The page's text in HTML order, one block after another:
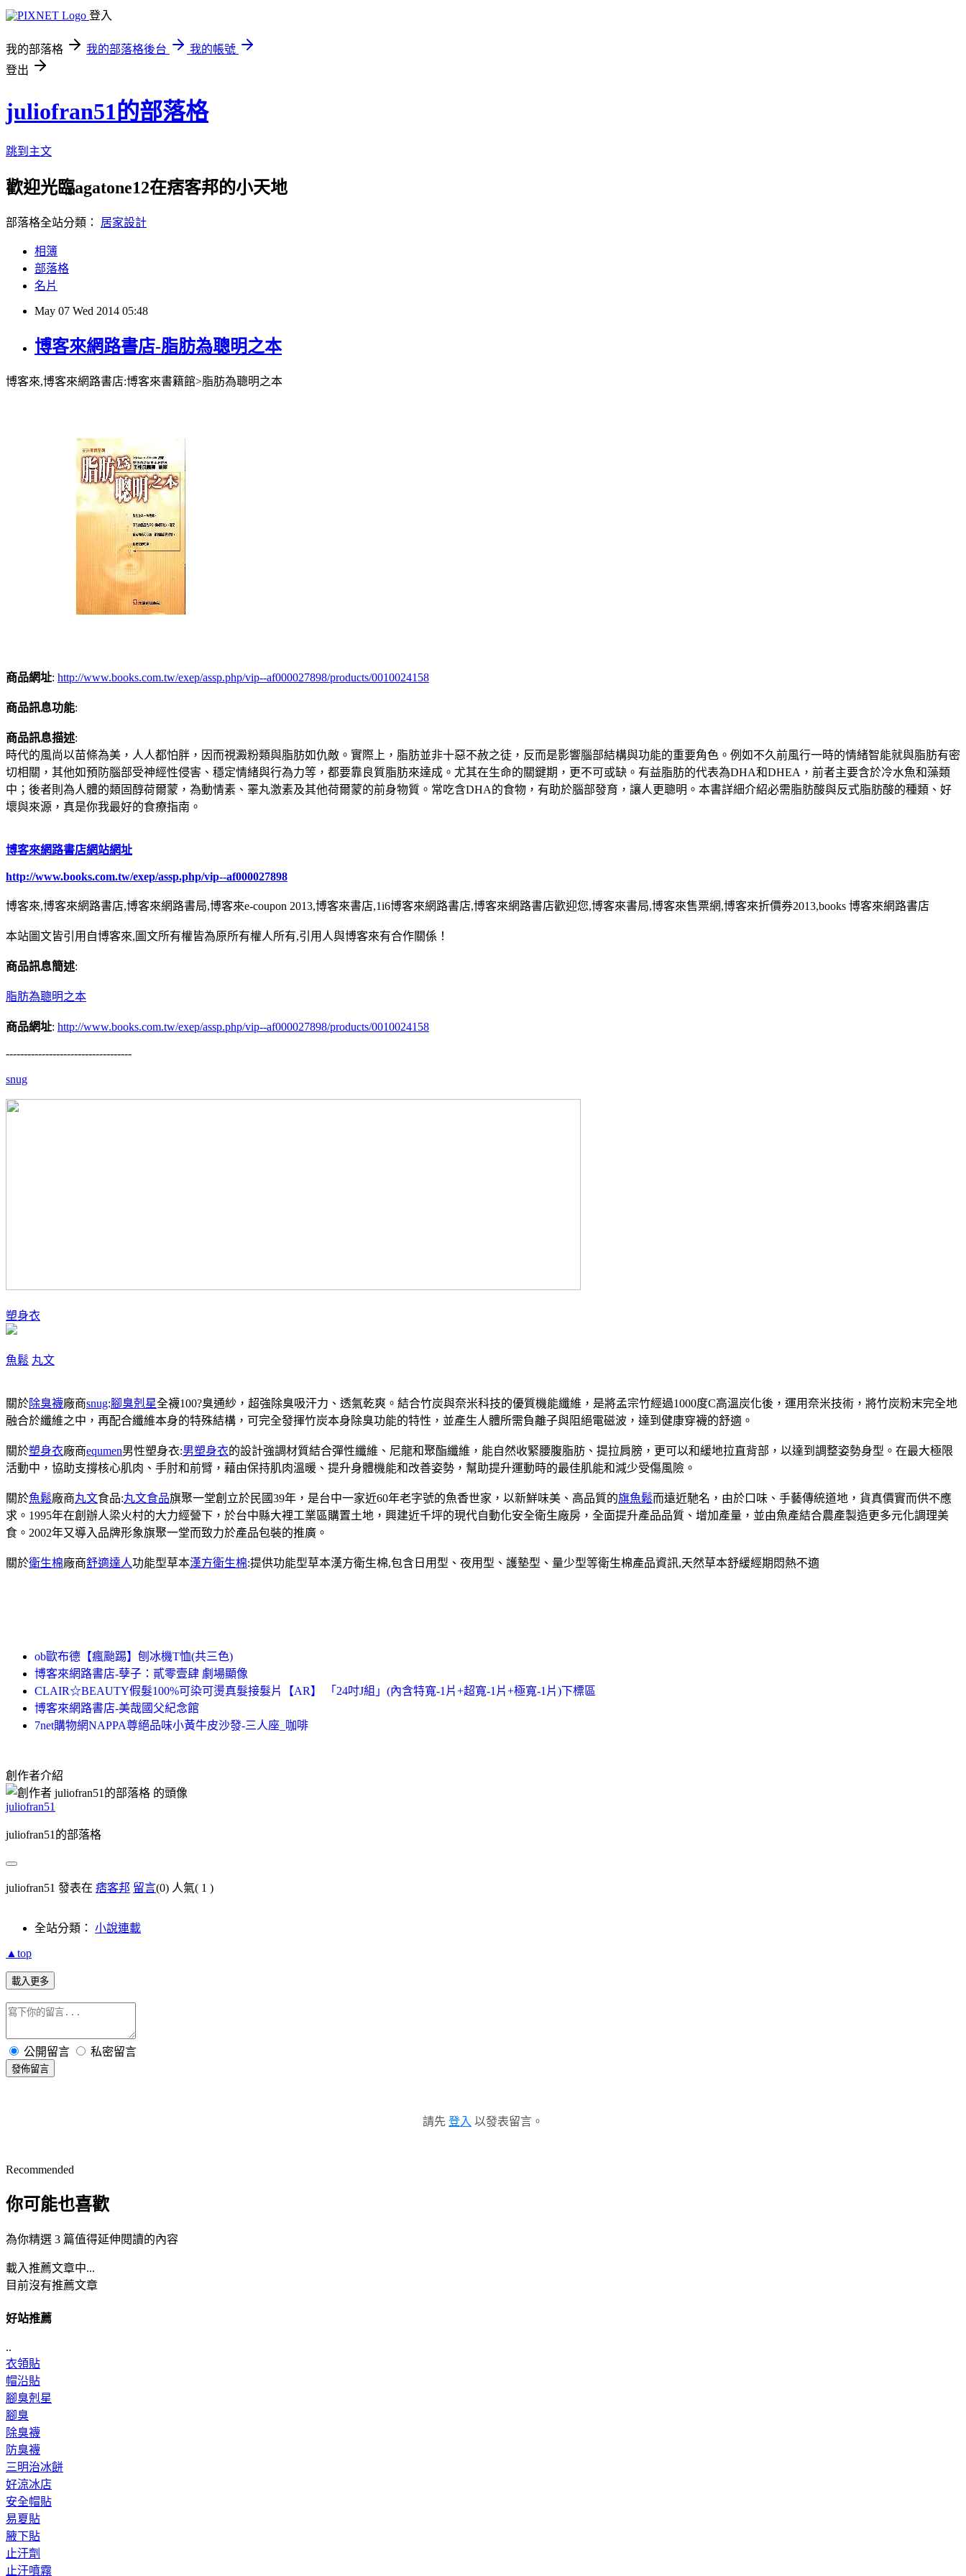
登入
我的部落格 我的部落格後台
我的帳號
登出
juliofran51的部落格
跳到主文
歡迎光臨agatone12在痞客邦的小天地
部落格全站分類： 居家設計
相簿
部落格
名片
May 07 Wed 2014 05:48
博客來網路書店-脂肪為聰明之本
博客來,博客來網路書店:博客來書籍館>脂肪為聰明之本
商品網址: http://www.books.com.tw/exep/assp.php/vip--af000027898/products/0010024158
商品訊息功能:
商品訊息描述:
時代的風尚以苗條為美，人人都怕胖，因而視澱粉類與脂肪如仇敵。實際上，脂肪並非十惡不赦之徒，反而是影響腦部結構與功能的重要角色。例如不久前風行一時的情緒智能就與脂肪有密
切相關，其他如預防腦部受神經性侵害、穩定情緒與行為力等，都要靠良質脂肪來達成。尤其在生命的關鍵期，更不可或缺。有益脂肪的代表為DHA和DHEA，前者主要含於冷水魚和藻類
中；後者則為人體的類固醇荷爾蒙，為動情素、睪丸激素及其他荷爾蒙的前身物質。常吃含DHA的食物，有助於腦部發育，讓人更聰明。本書詳細介紹必需脂肪酸與反式脂肪酸的種類、好
壞與來源，真是你我最好的食療指南。
博客來網路書店網站網址
http://www.books.com.tw/exep/assp.php/vip--af000027898
博客來,博客來網路書店,博客來網路書局,博客來e-coupon 2013,博客來書店,1i6博客來網路書店,博客來網路書店歡迎您,博客來書局,博客來售票網,博客來折價券2013,books 博客來網路書店
本站圖文皆引用自博客來,圖文所有權皆為原所有權人所有,引用人與博客來有合作關係！
商品訊息簡述:
脂肪為聰明之本
商品網址: http://www.books.com.tw/exep/assp.php/vip--af000027898/products/0010024158
-----------------------------------
snug
塑身衣
魚鬆 丸文
關於除臭襪廠商snug:腳臭剋星全襪100?臭通紗，超強除臭吸汗力、透氣乾爽。結合竹炭與奈米科技的優質機能纖維，是將孟宗竹經過1000度C高溫炭化後，運用奈米技術，將竹炭粉末完全地
融合於纖維之中，再配合纖維本身的特殊結構，可完全發揮竹炭本身除臭功能的特性，並產生人體所需負離子與阻絕電磁波，達到健康穿襪的舒適。
關於塑身衣廠商equmen男性塑身衣:男塑身衣的設計強調材質結合彈性纖維、尼龍和聚酯纖維，能自然收緊腰腹脂肪、提拉肩膀，更可以和緩地拉直背部，以達到調整姿勢身型。在最大極限
活動中，協助支撐核心肌肉、手肘和前臂，藉由保持肌肉溫暖、提升身體機能和改善姿勢，幫助提升運動時的最佳肌能和減少受傷風險。
關於魚鬆廠商丸文食品:丸文食品旗聚一堂創立於民國39年，是台中一家近60年老字號的魚香世家，以新鮮味美、高品質的旗魚鬆而遠近馳名，由於口味、手藝傳統道地，貨真價實而供不應
求。1995年在創辦人梁火村的大力經營下，於台中縣大裡工業區購置土地，興建近千坪的現代自動化安全衛生廠房，全面提升產品品質、增加產量，並由魚產結合農產製造更多元化調理美
食。2002年又導入品牌形象旗聚一堂而致力於產品包裝的推廣。
關於衛生棉廠商舒適達人功能型草本漢方衛生棉:提供功能型草本漢方衛生棉,包含日用型、夜用型、護墊型、量少型等衛生棉產品資訊,天然草本舒緩經期悶熱不適
ob歐布德【瘋颱踢】刨冰機T恤(共三色)
博客來網路書店-孽子：貳零壹肆 劇場顯像
CLAIR☆BEAUTY假髮100%可染可燙真髮接髮片【AR】 「24吋J組」(內含特寬-1片+超寬-1片+極寬-1片)下標區
博客來網路書店-美哉國父紀念館
7net購物網NAPPA尊絕品味小黃牛皮沙發-三人座_咖啡
創作者介紹
juliofran51
juliofran51的部落格
juliofran51 發表在 痞客邦 留言(0) 人氣( 1 )
全站分類： 小說連載
▲top
載入更多
公開留言 私密留言
發佈留言
請先 登入 以發表留言。
Recommended
你可能也喜歡
為你精選 3 篇值得延伸閱讀的內容
載入推薦文章中...
目前沒有推薦文章
好站推薦
..
衣領貼
帽沿貼
腳臭剋星
腳臭
除臭襪
防臭襪
三明治冰餅
好涼冰店
安全帽貼
易夏貼
腋下貼
止汗劑
止汗噴霧